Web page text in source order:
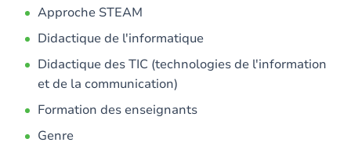
Approche STEAM
Didactique de l'informatique
Didactique des TIC (technologies de l'information
et de la communication)
Formation des enseignants
Genre